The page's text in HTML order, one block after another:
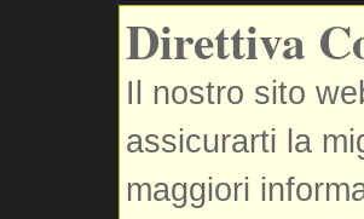
Direttiva
Il nostro sito
assicurarti la
maggiori